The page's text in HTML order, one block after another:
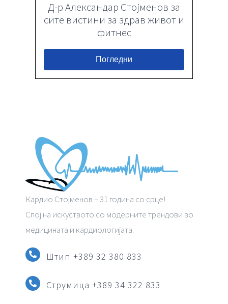
Д-р Александар Стојменов за
сите вистини за здрав живот и
фитнес
Погледни
Кардио Стојменов – 31 година со срце!
Спој на искуството со модерните трендови во
медицината и кардиологијата.
Штип +389 32 380 833
Струмица +389 34 322 833